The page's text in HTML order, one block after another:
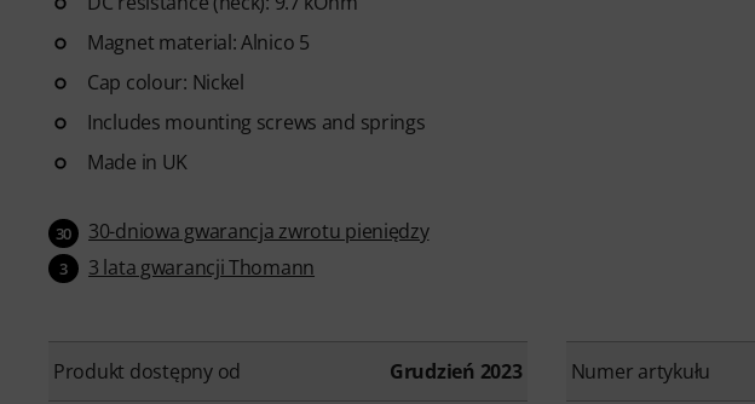
Magnet material: Alnico 5
Cap colour: Nickel
Includes mounting screws and springs
Made in UK
30 30-dniowa gwarancja zwrotu pieniędzy
3 3 lata gwarancji Thomann
Produkt dostępny od Grudzień 2023 Numer artykułu